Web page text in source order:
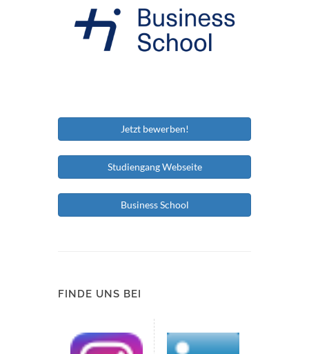
Jetzt bewerben!
Studiengang Webseite
Business School
FINDE UNS BEI